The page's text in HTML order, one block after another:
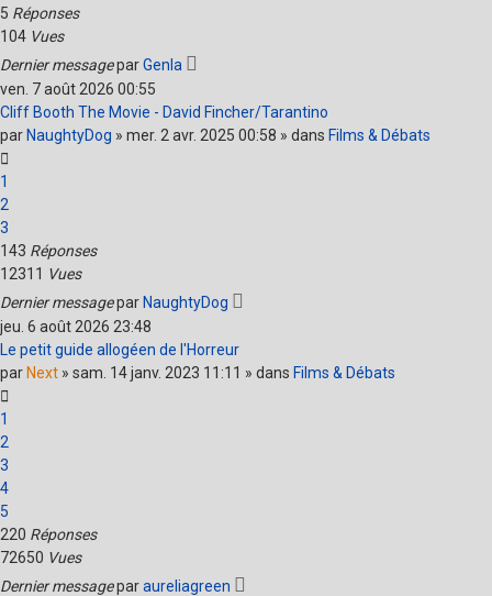
5 Réponses
104 Vues
Dernier messageparGenla
ven. 7 août 2026 00:55
Cliff Booth The Movie - David Fincher/Tarantino
par NaughtyDog » mer. 2 avr. 2025 00:58 » dans Films & Débats
1
2
3
143 Réponses
12311 Vues
Dernier messagepar NaughtyDog
jeu. 6 août 2026 23:48
Le petit guide allogéen de l'Horreur
par Next » sam. 14 janv. 2023 11:11 » dans Films & Débats
1
2
3
4
5
220 Réponses
72650 Vues
Dernier messageparaureliagreen